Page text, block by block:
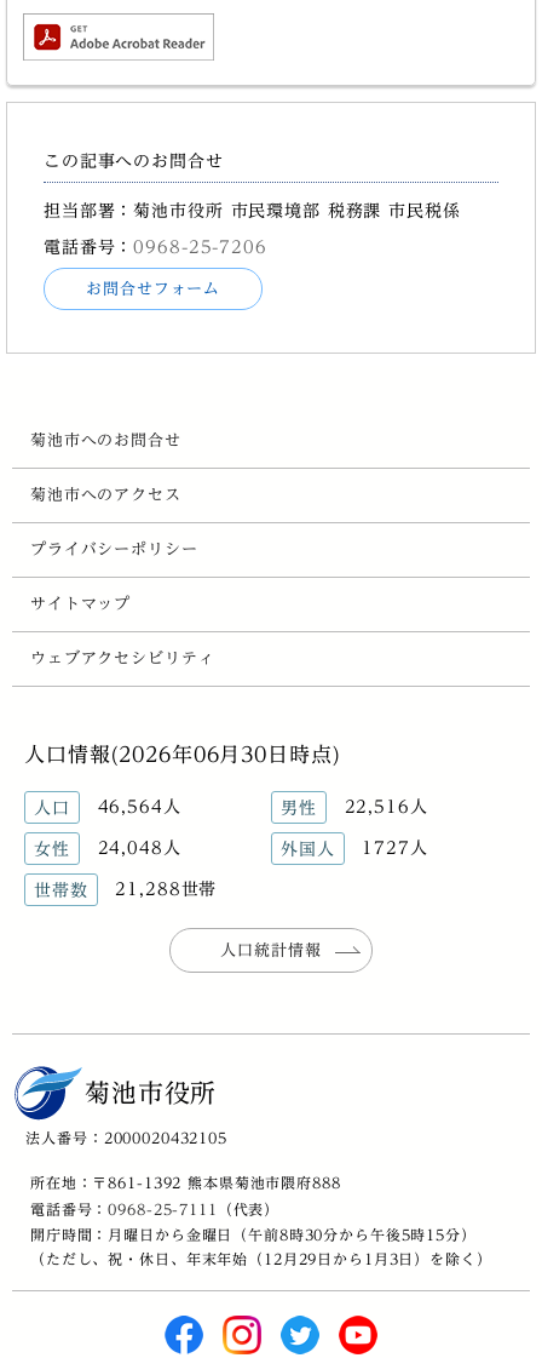
この記事へのお問合せ
担当部署：菊池市役所 市民環境部 税務課 市民税係
電話番号：0968-25-7206
お問合せフォーム
菊池市へのお問合せ
菊池市へのアクセス
プライバシーポリシー
サイトマップ
ウェブアクセシビリティ
人口情報(2026年06月30日時点)
人口 46,564人 男性 22,516人
女性 24,048人 外国人 1727人
世帯数 21,288世帯
人口統計情報
菊池市役所
法人番号：2000020432105
所在地：〒861-1392 熊本県菊池市隈府888
電話番号：0968-25-7111
（代表）
開庁時間：月曜日から金曜日（午前8時30分から午後5時15分）
（ただし、祝・休日、年末年始（12月29日から1月3日）を除く）